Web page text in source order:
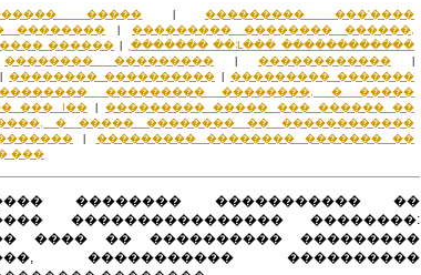
�����
��������� ���'����
��������
��������� �������� ������,
������
˳������� ��ᒺ��� ������������
�������� ��������� ������������
�������� ����������
��������� �������
��������� ��������, � �����
��� I��|��������� ����� ��� ������ ��
� ����� �������� �� ������������
��������� �������� ������� ��
���
�������� ����������� ��
���������������� ��������:
���� �� ���������� ���������
����������� ����������